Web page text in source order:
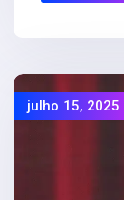
julho 15, 2025